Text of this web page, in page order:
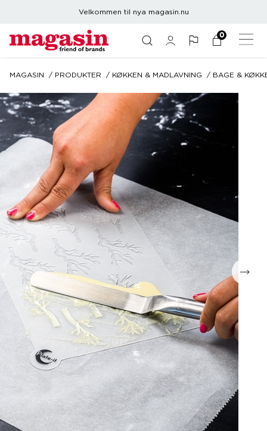
Velkommen til nya magasin.nu
0
MAGASIN PRODUKTER KØKKEN & MADLAVNING BAGE &